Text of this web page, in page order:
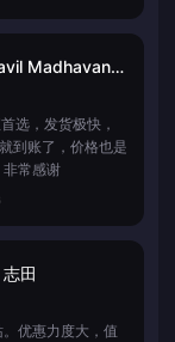
Kadavil Madhavan Harikrishnan
选，发货极快，
到账了，价格也是
常感谢
田
优惠力度大，值